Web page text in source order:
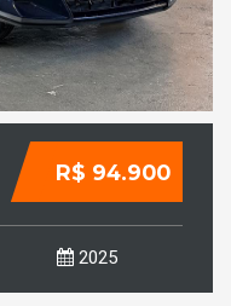
R$ 94.900
2025